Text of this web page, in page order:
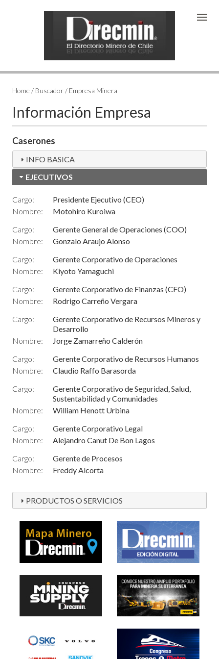
Home / Buscador / Empresa Minera
Información Empresa
Caserones
INFO BASICA
EJECUTIVOS
Cargo:
Presidente Ejecutivo (CEO)
Nombre:
Motohiro Kuroiwa
Cargo:
Gerente General de Operaciones (COO)
Nombre:
Gonzalo Araujo Alonso
Cargo:
Gerente Corporativo de Operaciones
Nombre:
Kiyoto Yamaguchi
Cargo:
Gerente Corporativo de Finanzas (CFO)
Nombre:
Rodrigo Carreño Vergara
Cargo:
Gerente Corporativo de Recursos Mineros y
Desarrollo
Nombre:
Jorge Zamarreño Calderón
Cargo:
Gerente Corporativo de Recursos Humanos
Nombre:
Claudio Raffo Barasorda
Cargo:
Gerente Corporativo de Seguridad, Salud,
Sustentabilidad y Comunidades
Nombre:
William Henott Urbina
Cargo:
Gerente Corporativo Legal
Nombre:
Alejandro Canut De Bon Lagos
Cargo:
Gerente de Procesos
Nombre:
Freddy Alcorta
PRODUCTOS O SERVICIOS